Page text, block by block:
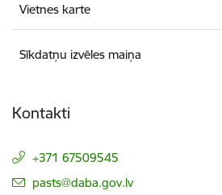
Vietnes karte
Sīkdatņu izvēles maiņa
Kontakti
+371 67509545
E-pasts:
pasts@daba.gov.lv